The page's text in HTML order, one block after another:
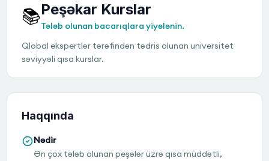
📚Peşəkar Kurslar
Tələb olunan bacarıqlara yiyələnin.
Qlobal ekspertlər tərəfindən tədris olunan universitet
səviyyəli qısa kurslar.
Haqqında
Nədir
Ən çox tələb olunan peşələr üzrə qısa müddətli,